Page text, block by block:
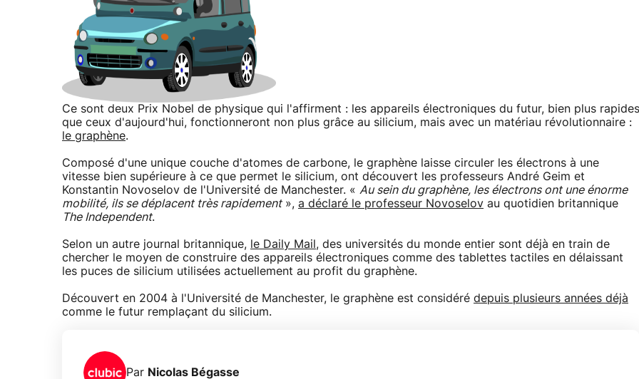
Ce sont deux Prix Nobel de physique qui l'affirment : les appareils électroniques du futur, bien plus rapides
que ceux d'aujourd'hui, fonctionneront non plus grâce au silicium, mais avec un matériau révolutionnaire :
le graphène.
Composé d'une unique couche d'atomes de carbone, le graphène laisse circuler les électrons à une
vitesse bien supérieure à ce que permet le silicium, ont découvert les professeurs André Geim et
Konstantin Novoselov de l'Université de Manchester. « Au sein du graphène, les électrons ont une énorme
mobilité, ils se déplacent très rapidement», a déclaré le professeur Novoselov au quotidien britannique
The Independent.
Selon un autre journal britannique, le Daily Mail , des universités du monde entier sont déjà en train de
chercher le moyen de construire des appareils électroniques comme des tablettes tactiles en délaissant
les puces de silicium utilisées actuellement au profit du graphène.
Découvert en 2004 à l'Université de Manchester, le graphène est considéré depuis plusieurs années déjà
comme le futur remplaçant du silicium.
Par Nicolas Bégasse